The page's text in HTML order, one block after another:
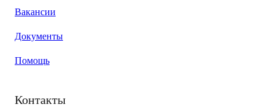
Вакансии
Документы
Помощь
Контакты